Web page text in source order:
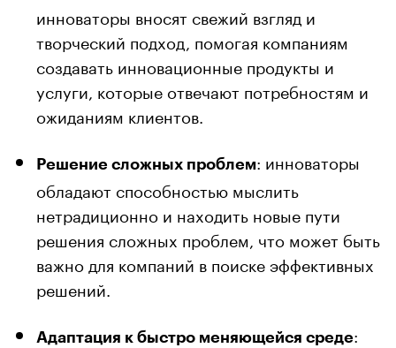
инноваторы вносят свежий взгляд и
творческий подход, помогая компаниям
создавать инновационные продукты и
услуги, которые отвечают потребностям и
ожиданиям клиентов.
Решение сложных проблем: инноваторы
обладают способностью мыслить
нетрадиционно и находить новые пути
решения сложных проблем, что может быть
важно для компаний в поиске эффективных
решений.
Адаптация к быстро меняющейся среде: